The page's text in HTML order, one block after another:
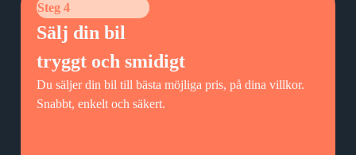
Steg 4
Sälj din bil
tryggt och smidigt
Du säljer din bil till bästa möjliga pris, på dina villkor.
Snabbt, enkelt och säkert.